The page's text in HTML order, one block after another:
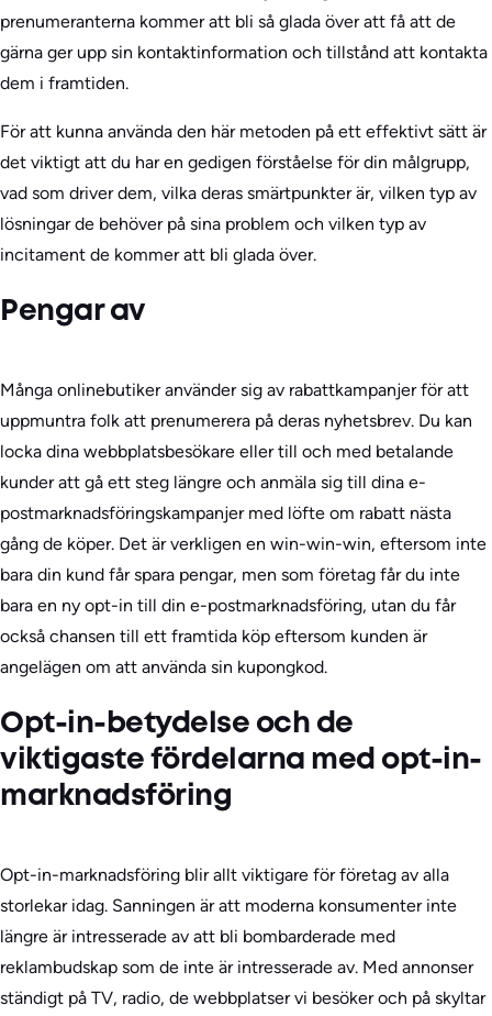
prenumeranterna kommer att bli så glada över att få att de
gärna ger upp sin kontaktinformation och tillstånd att kontakta
dem i framtiden.
För att kunna använda den här metoden på ett effektivt sätt är
det viktigt att du har en gedigen förståelse för din målgrupp,
vad som driver dem, vilka deras smärtpunkter är, vilken typ av
lösningar de behöver på sina problem och vilken typ av
incitament de kommer att bli glada över.
Pengar av
Många onlinebutiker använder sig av rabattkampanjer för att
uppmuntra folk att prenumerera på deras nyhetsbrev. Du kan
locka dina webbplatsbesökare eller till och med betalande
kunder att gå ett steg längre och anmäla sig till dina e-
postmarknadsföringskampanjer med löfte om rabatt nästa
gång de köper. Det är verkligen en win-win-win, eftersom inte
bara din kund får spara pengar, men som företag får du inte
bara en ny opt-in till din e-postmarknadsföring, utan du får
också chansen till ett framtida köp eftersom kunden är
angelägen om att använda sin kupongkod.
Opt-in-betydelse och de
viktigaste fördelarna med opt-in-
marknadsföring
Opt-in-marknadsföring blir allt viktigare för företag av alla
storlekar idag. Sanningen är att moderna konsumenter inte
längre är intresserade av att bli bombarderade med
reklambudskap som de inte är intresserade av. Med annonser
ständigt på TV, radio, de webbplatser vi besöker och på skyltar